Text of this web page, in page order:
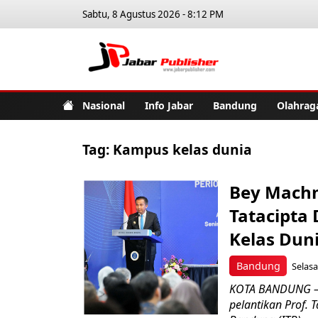
Sabtu, 8 Agustus 2026 - 8:12 PM
Nasional Info Jabar Bandung
Tag: Kampus kelas dunia
Bandung
Bey
Tatacipta
Kelas
KOTA
pelantikan Prof.